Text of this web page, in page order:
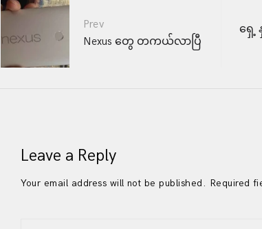
Post
navigation
Prev
Nexus တွေ တကယ်လာပြီ
ရှေ့
Leave a Reply
Your email address will not be published. Required